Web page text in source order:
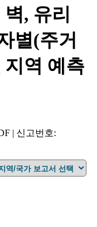
, 유리
별(주거
지역 예측
| 신고번호: